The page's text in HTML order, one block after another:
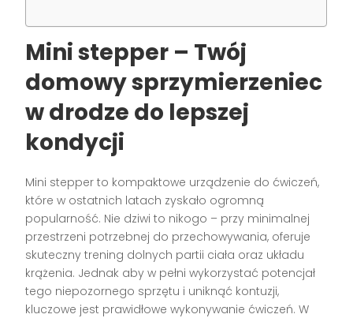
Mini stepper – Twój
domowy sprzymierzeniec
w drodze do lepszej
kondycji
Mini stepper to kompaktowe urządzenie do ćwiczeń,
które w ostatnich latach zyskało ogromną
popularność. Nie dziwi to nikogo – przy minimalnej
przestrzeni potrzebnej do przechowywania, oferuje
skuteczny trening dolnych partii ciała oraz układu
krążenia. Jednak aby w pełni wykorzystać potencjał
tego niepozornego sprzętu i uniknąć kontuzji,
kluczowe jest prawidłowe wykonywanie ćwiczeń. W